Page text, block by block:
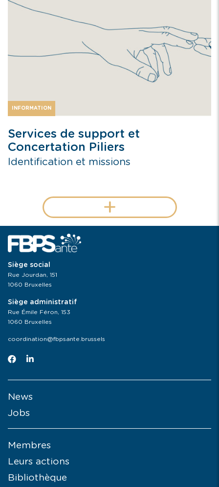
INFORMATION
Services de support et
Concertation Piliers
Identification et missions
+
Siège social
Rue Jourdan, 151
1060 Bruxelles
Siège administratif
Rue Émile Féron, 153
1060 Bruxelles
coordination@fbpsante.brussels
News
Jobs
Membres
Leurs actions
Bibliothèque